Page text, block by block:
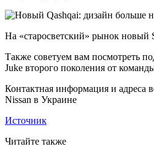
На «старосветский» рынок
Также советуем вам посмотреть
Juke второго поколения от
Контактная информация и адреса
Nissan в Украине
Источник
Читайте также